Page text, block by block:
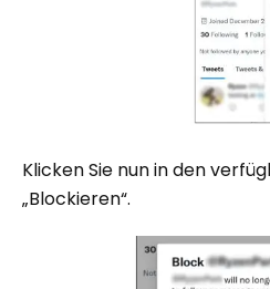
Klicken Sie nun in den
„Blockieren“.